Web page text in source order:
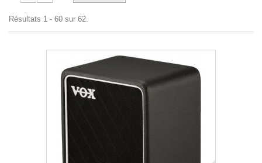
Résultats 1 - 60 sur 62.